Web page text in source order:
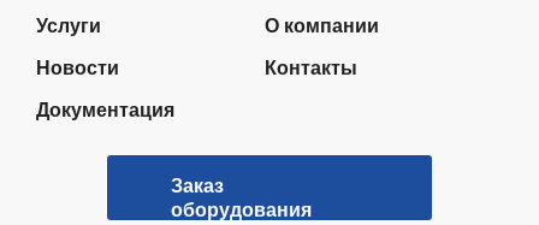
Услуги О компании
Новости Контакты
Документация
Заказ
оборудования